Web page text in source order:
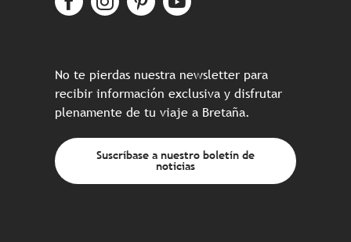
No te pierdas nuestra newsletter para
recibir información exclusiva y disfrutar
plenamente de tu viaje a Bretaña.
Suscríbase a nuestro boletín de
noticias